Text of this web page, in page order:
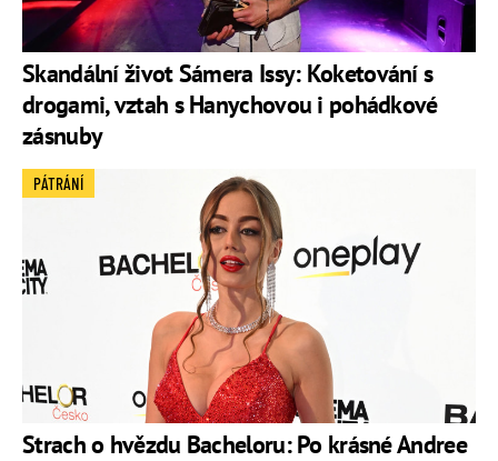
Skandální život Sámera Issy: Koketování s
drogami, vztah s Hanychovou i pohádkové
zásnuby
Strach o hvězdu Bacheloru: Po krásné Andree
PÁTRÁNÍ